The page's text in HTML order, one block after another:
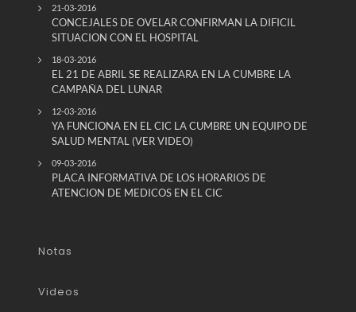
21-03-2016
CONCEJALES DE OVELAR CONFIRMAN LA DIFICIL
SITUACION CON EL HOSPITAL
18-03-2016
EL 21 DE ABRIL SE REALIZARA EN LA CUMBRE LA
CAMPAÑA DEL LUNAR
12-03-2016
YA FUNCIONA EN EL CIC LA CUMBRE UN EQUIPO DE
SALUD MENTAL (VER VIDEO)
09-03-2016
PLACA INFORMATIVA DE LOS HORARIOS DE
ATENCION DE MEDICOS EN EL CIC
Notas
Videos